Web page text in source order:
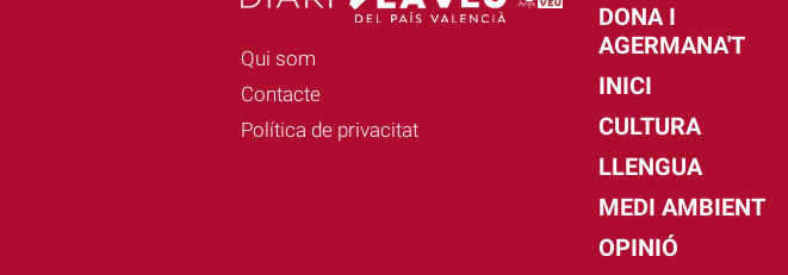
Qui som
Contacte
Política de privacitat
DONA I
AGERMANA'T
INICI
CULTURA
LLENGUA
MEDI AMBIENT
OPINIÓ